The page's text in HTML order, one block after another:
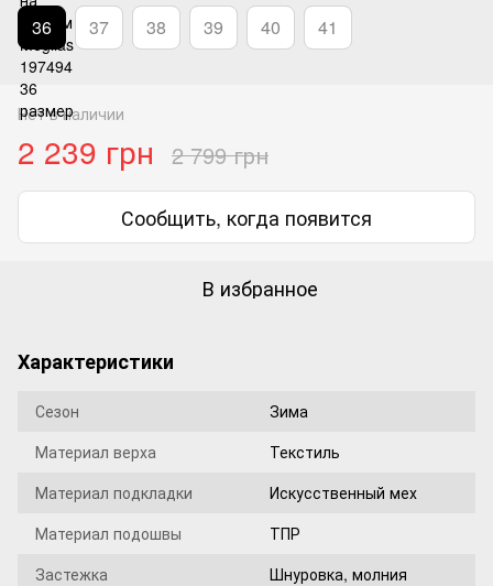
36 37 38 39 40 41
Нет в наличии
2 239 грн 2 799 грн
Сообщить, когда появится
В избранное
Характеристики
Сезон
Зима
Материал верха
Текстиль
Материал подкладки
Искусственный мех
Материал подошвы
ТПР
Застежка
Шнуровка, молния